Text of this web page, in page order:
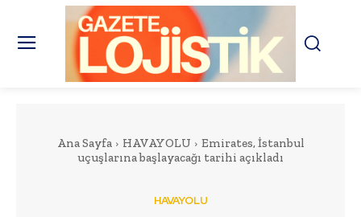
Ana Sayfa HAVAYOLU
Emirates, İstanbul
uçuşlarına başlayacağı tarihi açıkladı
HAVAYOLU